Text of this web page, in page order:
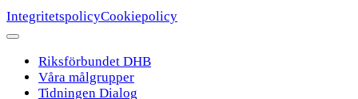
IntegritetspolicyCookiepolicy
Riksförbundet DHB
Våra målgrupper
Tidningen Dialog